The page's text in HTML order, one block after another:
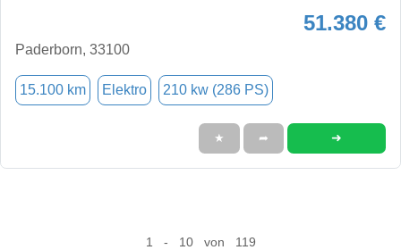
51.380 €
Paderborn, 33100
15.100 km Elektro 210 kw (286 PS)
★ ➦ ➜
1 - 10 von 119